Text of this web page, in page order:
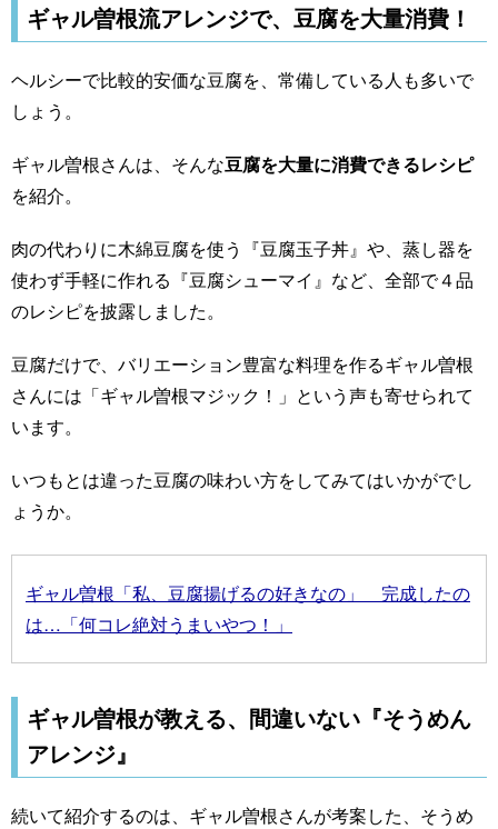
ギャル曽根流アレンジで、豆腐を大量消費！
ヘルシーで比較的安価な豆腐を、常備している人も多いで
しょう。
ギャル曽根さんは、そんな豆腐を大量に消費できるレシピ
を紹介。
肉の代わりに木綿豆腐を使う『豆腐玉子丼』や、蒸し器を
使わず手軽に作れる『豆腐シューマイ』など、全部で４品
のレシピを披露しました。
豆腐だけで、バリエーション豊富な料理を作るギャル曽根
さんには「ギャル曽根マジック！」という声も寄せられて
います。
いつもとは違った豆腐の味わい方をしてみてはいかがでし
ょうか。
ギャル曽根「私、豆腐揚げるの好きなの」 完成したの
は…「何コレ絶対うまいやつ！」
ギャル曽根が教える、間違いない『そうめん
アレンジ』
続いて紹介するのは、ギャル曽根さんが考案した、そうめ